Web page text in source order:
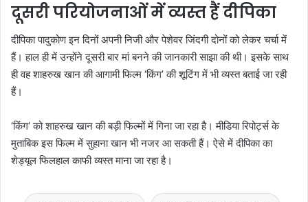
दूसरी परियोजनाओं में व्यस्त हैं दीपिका
दीपिका पादुकोण इन दिनों अपनी निजी और पेशेवर जिंदगी दोनों को लेकर चर्चा में
हैं। हाल ही में उन्होंने दूसरी बार मां बनने की जानकारी साझा की थी। इसके साथ
ही वह शाहरुख खान की आगामी फिल्म ‘किंग’ की शूटिंग में भी व्यस्त बताई जा रही
हैं।
‘किंग’ को शाहरुख खान की बड़ी फिल्मों में गिना जा रहा है। मीडिया रिपोर्ट्स के
मुताबिक इस फिल्म में सुहाना खान भी नजर आ सकती हैं। ऐसे में दीपिका का
शेड्यूल फिलहाल काफी व्यस्त माना जा रहा है।